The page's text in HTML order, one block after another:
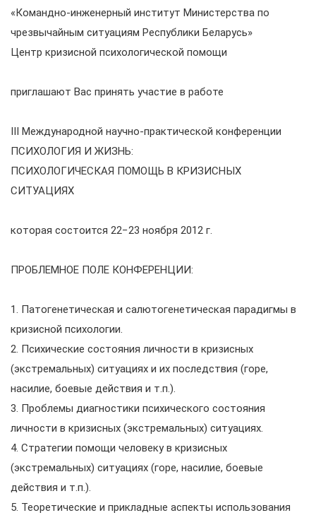
«Командно-инженерный институт Министерства по
чрезвычайным ситуациям Республики Беларусь»
Центр кризисной психологической помощи
приглашают Вас принять участие в работе
III Международной научно-практической конференции
ПСИХОЛОГИЯ И ЖИЗНЬ:
ПСИХОЛОГИЧЕСКАЯ ПОМОЩЬ В КРИЗИСНЫХ
СИТУАЦИЯХ
которая состоится 22−23 ноября 2012 г.
ПРОБЛЕМНОЕ ПОЛЕ КОНФЕРЕНЦИИ:
1. Патогенетическая и салютогенетическая парадигмы в
кризисной психологии.
2. Психические состояния личности в кризисных
(экстремальных) ситуациях и их последствия (горе,
насилие, боевые действия и т.п.).
3. Проблемы диагностики психического состояния
личности в кризисных (экстремальных) ситуациях.
4. Стратегии помощи человеку в кризисных
(экстремальных) ситуациях (горе, насилие, боевые
действия и т.п.).
5. Теоретические и прикладные аспекты использования